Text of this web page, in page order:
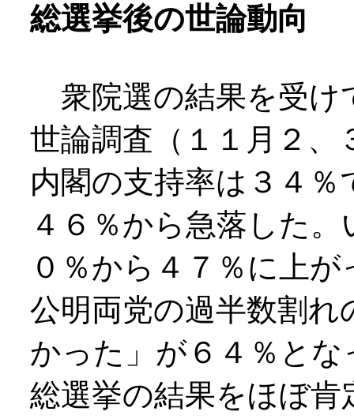
総選挙後の世論動向
衆院選の結果を受け
世論調査（１１月２、
内閣の支持率は３４
４６％から急落した
０％から４７％に上
公明両党の過半数割
かった」が６４％と
総選挙の結果をほぼ